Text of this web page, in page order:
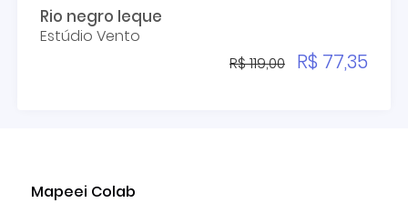
Rio negro leque
Estúdio Vento
R$ 119,00 R$ 77,35
Mapeei Colab